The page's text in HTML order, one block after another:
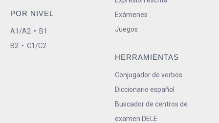
POR NIVEL
A1/A2 • B1
B2 • C1/C2
Exámenes
Juegos
HERRAMIENTAS
Conjugador de verbos
Diccionario español
Buscador de centros de
examen DELE